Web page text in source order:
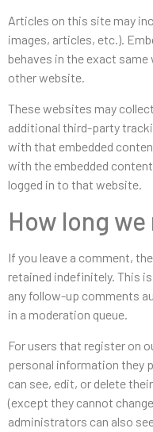
Articles on this site may
images, articles, etc.).
behaves in the exact
other website.
These websites may
additional third-party
with that embedded
with the embedded
logged in to that website.
How long
If you leave a comment,
retained indefinitely. This
any follow-up comments
in a moderation queue.
For users that register on
personal information they
can see, edit, or delete
(except they cannot
administrators can also